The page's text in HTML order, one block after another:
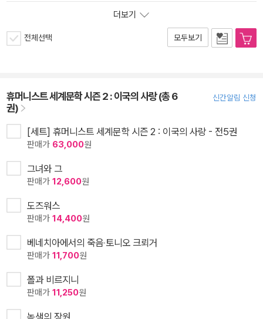
더보기
전체선택 모두보기
휴머니스트 세계문학 시즌 2 : 이국의 사랑 (총 6
권)
신간알림 신청
[세트] 휴머니스트 세계문학 시즌 2 : 이국의 사랑 - 전5권
판매가 63,000원
그녀와 그
판매가 12,600원
도즈워스
판매가 14,400원
베네치아에서의 죽음‧토니오 크뢰거
판매가 11,700원
폴과 비르지니
판매가 11,250원
녹색의 장원